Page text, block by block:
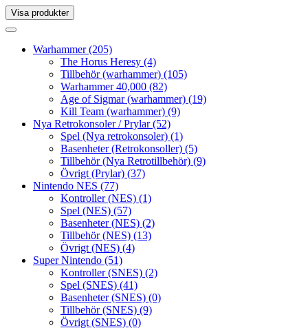
Visa produkter
Toggle
Toggle
navigationWarhammer(205)
The Horus Heresy (4)
Tillbehör (warhammer) (105)
Warhammer 40,000 (82)
Age of Sigmar (warhammer) (19)
Kill Team (warhammer) (9)
Nya Retrokonsoler / Prylar(52)
Spel (Nya retrokonsoler) (1)
Basenheter (Retrokonsoller) (5)
Tillbehör (Nya Retrotillbehör) (9)
Övrigt (Prylar) (37)
Nintendo NES (77)
Kontroller (NES) (1)
Spel (NES) (57)
Basenheter (NES) (2)
Tillbehör (NES) (13)
Övrigt (NES) (4)
Super Nintendo (51)
Kontroller (SNES) (2)
Spel (SNES) (41)
Basenheter (SNES) (0)
Tillbehör (SNES) (9)
Övrigt (SNES) (0)